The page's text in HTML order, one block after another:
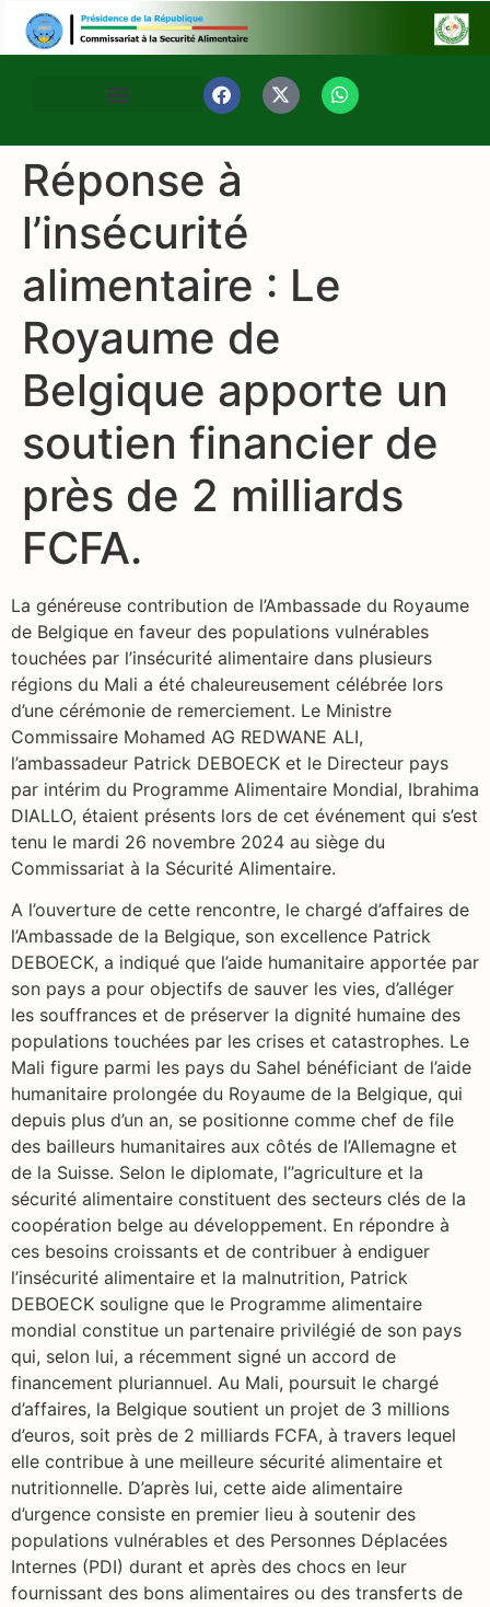
Réponse à
l’insécurité
alimentaire : Le
Royaume de
Belgique apporte un
soutien financier de
près de 2 milliards
FCFA.
La généreuse contribution de l’Ambassade du Royaume
de Belgique en faveur des populations vulnérables
touchées par l’insécurité alimentaire dans plusieurs
régions du Mali a été chaleureusement célébrée lors
d’une cérémonie de remerciement. Le Ministre
Commissaire Mohamed AG REDWANE ALI,
l’ambassadeur Patrick DEBOECK et le Directeur pays
par intérim du Programme Alimentaire Mondial, Ibrahima
DIALLO, étaient présents lors de cet événement qui s’est
tenu le mardi 26 novembre 2024 au siège du
Commissariat à la Sécurité Alimentaire.
A l’ouverture de cette rencontre, le chargé d’affaires de
l’Ambassade de la Belgique, son excellence Patrick
DEBOECK, a indiqué que l’aide humanitaire apportée par
son pays a pour objectifs de sauver les vies, d’alléger
les souffrances et de préserver la dignité humaine des
populations touchées par les crises et catastrophes. Le
Mali figure parmi les pays du Sahel bénéficiant de l’aide
humanitaire prolongée du Royaume de la Belgique, qui
depuis plus d’un an, se positionne comme chef de file
des bailleurs humanitaires aux côtés de l’Allemagne et
de la Suisse. Selon le diplomate, l’’agriculture et la
sécurité alimentaire constituent des secteurs clés de la
coopération belge au développement. En répondre à
ces besoins croissants et de contribuer à endiguer
l’insécurité alimentaire et la malnutrition, Patrick
DEBOECK souligne que le Programme alimentaire
mondial constitue un partenaire privilégié de son pays
qui, selon lui, a récemment signé un accord de
financement pluriannuel. Au Mali, poursuit le chargé
d’affaires, la Belgique soutient un projet de 3 millions
d’euros, soit près de 2 milliards FCFA, à travers lequel
elle contribue à une meilleure sécurité alimentaire et
nutritionnelle. D’après lui, cette aide alimentaire
d’urgence consiste en premier lieu à soutenir des
populations vulnérables et des Personnes Déplacées
Internes (PDI) durant et après des chocs en leur
fournissant des bons alimentaires ou des transferts de